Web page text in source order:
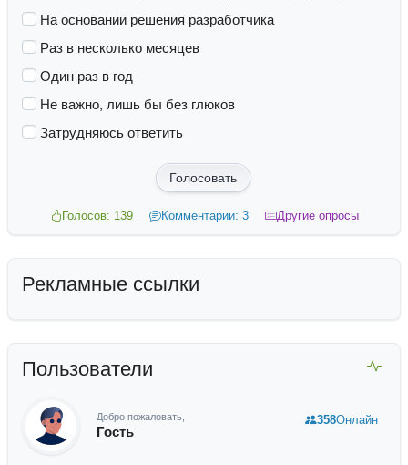
На основании решения разработчика
Раз в несколько месяцев
Один раз в год
Не важно, лишь бы без глюков
Затрудняюсь ответить
Голосовать
Голосов: 139 Комментарии: 3 Другие опросы
Рекламные ссылки
Пользователи
Добро пожаловать,
Гость
358Онлайн